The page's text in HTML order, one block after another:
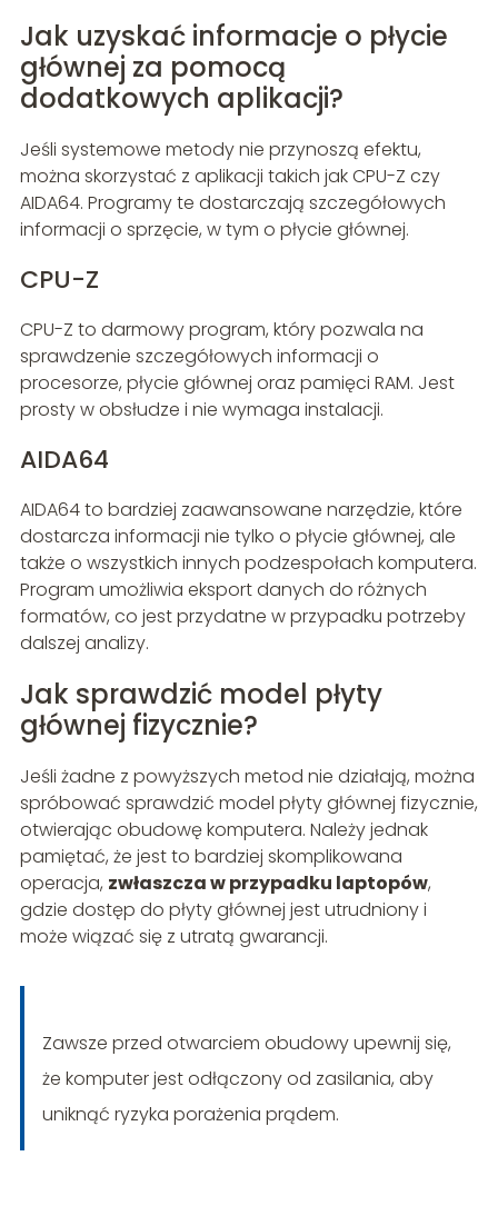
Jak uzyskać informacje o płycie
głównej za pomocą
dodatkowych aplikacji?
Jeśli systemowe metody nie przynoszą efektu,
można skorzystać z aplikacji takich jak CPU-Z czy
AIDA64. Programy te dostarczają szczegółowych
informacji o sprzęcie, w tym o płycie głównej.
CPU-Z
CPU-Z to darmowy program, który pozwala na
sprawdzenie szczegółowych informacji o
procesorze, płycie głównej oraz pamięci RAM. Jest
prosty w obsłudze i nie wymaga instalacji.
AIDA64
AIDA64 to bardziej zaawansowane narzędzie, które
dostarcza informacji nie tylko o płycie głównej, ale
także o wszystkich innych podzespołach komputera.
Program umożliwia eksport danych do różnych
formatów, co jest przydatne w przypadku potrzeby
dalszej analizy.
Jak sprawdzić model płyty
głównej fizycznie?
Jeśli żadne z powyższych metod nie działają, można
spróbować sprawdzić model płyty głównej fizycznie,
otwierając obudowę komputera. Należy jednak
pamiętać, że jest to bardziej skomplikowana
operacja, zwłaszcza w przypadku laptopów,
gdzie dostęp do płyty głównej jest utrudniony i
może wiązać się z utratą gwarancji.
Zawsze przed otwarciem obudowy upewnij się,
że komputer jest odłączony od zasilania, aby
uniknąć ryzyka porażenia prądem.